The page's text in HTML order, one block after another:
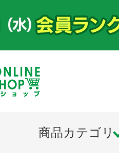
商品カテゴリ